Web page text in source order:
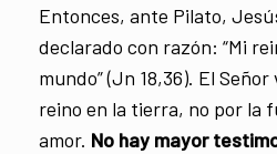
Entonces, ante Pilato,
declarado con razón: “Mi
mundo” (Jn 18,36). El
reino en la tierra, no por la
amor. No hay mayor